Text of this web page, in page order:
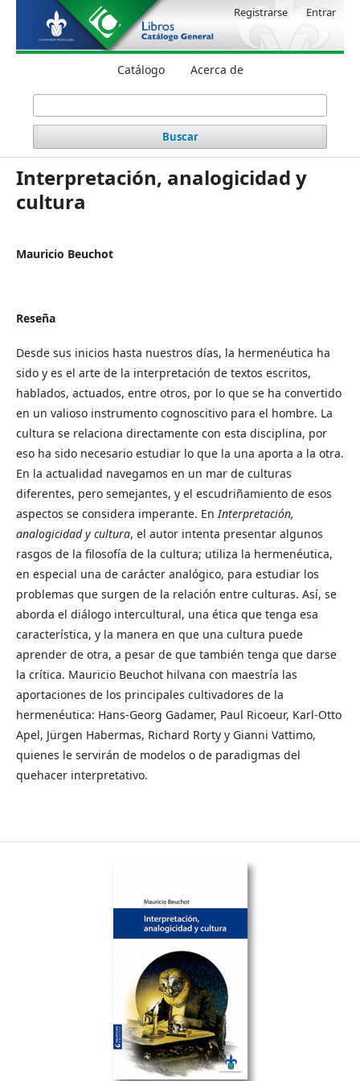
Catálogo Acerca de
Buscar
Registrarse Entrar
Interpretación, analogicidad y
cultura
Mauricio Beuchot
Reseña
Desde sus inicios hasta nuestros días, la hermenéutica ha
sido y es el arte de la interpretación de textos escritos,
hablados, actuados, entre otros, por lo que se ha convertido
en un valioso instrumento cognoscitivo para el hombre. La
cultura se relaciona directamente con esta disciplina, por
eso ha sido necesario estudiar lo que la una aporta a la otra.
En la actualidad navegamos en un mar de culturas
diferentes, pero semejantes, y el escudriñamiento de esos
aspectos se considera imperante. En Interpretación,
analogicidad y cultura, el autor intenta presentar algunos
rasgos de la filosofía de la cultura; utiliza la hermenéutica,
en especial una de carácter analógico, para estudiar los
problemas que surgen de la relación entre culturas. Así, se
aborda el diálogo intercultural, una ética que tenga esa
característica, y la manera en que una cultura puede
aprender de otra, a pesar de que también tenga que darse
la crítica. Mauricio Beuchot hilvana con maestría las
aportaciones de los principales cultivadores de la
hermenéutica: Hans-Georg Gadamer, Paul Ricoeur, Karl-Otto
Apel, Jürgen Habermas, Richard Rorty y Gianni Vattimo,
quienes le servirán de modelos o de paradigmas del
quehacer interpretativo.